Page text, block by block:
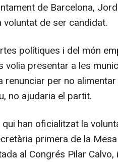
de Barcelona,
voluntat de ser candidat.
polítiques i del món
volia presentar a les
renunciar per no
no ajudaria el partit.
han oficialitzat la
primera de la
al Congrés Pilar